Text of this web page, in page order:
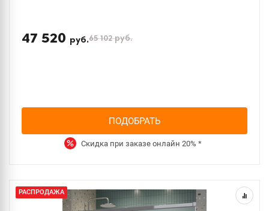
47 520 руб.65 102руб.
ПОДОБРАТЬ
Скидка при заказе онлайн 20% *
РАСПРОДАЖА